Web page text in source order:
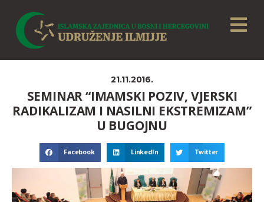
21.11.2016.
SEMINAR “IMAMSKI POZIV, VJERSKI
RADIKALIZAM I NASILNI EKSTREMIZAM”
U BUGOJNU
Facebook LinkedIn Twitter